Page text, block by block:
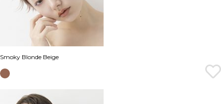
Smoky Blonde Beige